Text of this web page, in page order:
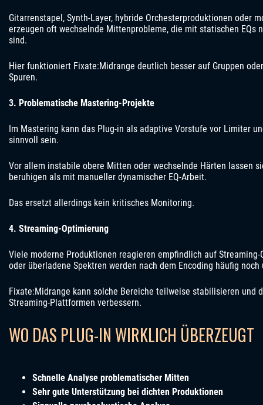
Gitarrenstapel, Synth-Layer, hybride Orchesterproduktionen oder
erzeugen oft wechselnde Mittenprobleme, die mit statischen EQs
sind.
Hier funktioniert Fixate:Midrange deutlich besser auf Gruppen
Spuren.
3. Problematische Mastering-Projekte
Im Mastering kann das Plug-in als adaptive Vorstufe vor Limiter
sinnvoll sein.
Vor allem instabile obere Mitten oder wechselnde Härten lassen
beruhigen als mit manueller dynamischer EQ-Arbeit.
Das ersetzt allerdings kein kritisches Monitoring.
4. Streaming-Optimierung
Viele moderne Produktionen reagieren empfindlich auf
oder überladene Spektren werden nach dem Encoding häufig noch
Fixate:Midrange kann solche Bereiche teilweise stabilisieren und
Streaming-Plattformen verbessern.
WO DAS PLUG-IN WIRKLICH ÜBERZEUGT
Schnelle Analyse problematischer Mitten
Sehr gute Unterstützung bei dichten Produktionen